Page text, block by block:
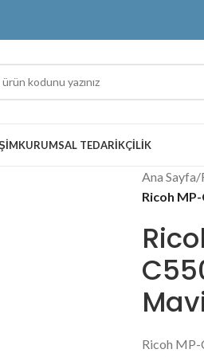
KURUMSAL TEDARIKÇILIK
Ana Sayfa/
Ricoh
Ricoh